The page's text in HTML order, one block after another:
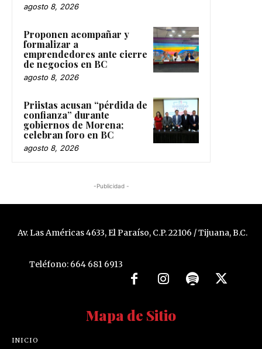
agosto 8, 2026
Proponen acompañar y
formalizar a
emprendedores ante cierre
de negocios en BC
agosto 8, 2026
Priistas acusan “pérdida de
confianza” durante
gobiernos de Morena;
celebran foro en BC
agosto 8, 2026
-Publicidad -
Av. Las Américas 4633, El Paraíso, C.P. 22106 / Tijuana, B.C.
Teléfono: 664 681 6913
Mapa de Sitio
INICIO